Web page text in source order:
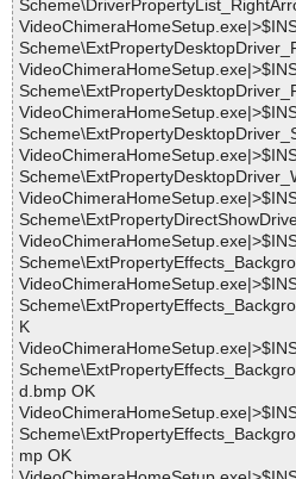
K
d.bmp OK
mp OK